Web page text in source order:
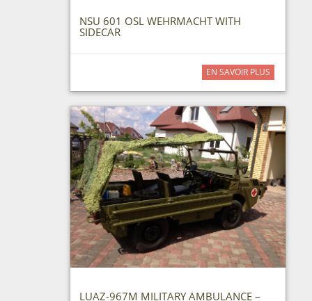
NSU 601 OSL WEHRMACHT WITH
SIDECAR
EN SAVOIR PLUS
LUAZ-967M MILITARY AMBULANCE –